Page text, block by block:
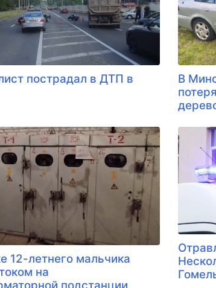
пострадал в ДТП в
В
12-летнего мальчика
на
подстанции